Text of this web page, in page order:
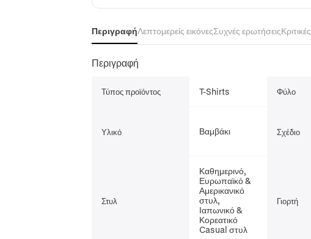
ΠεριγραφήΛεπτομερείς εικόνεςΣυχνές ερωτήσειςΚριτικές
Περιγραφή
Τύπος προϊόντος T-Shirts Φύλο
Υλικό Βαμβάκι Σχέδιο
Στυλ
Καθημερινό,
Ευρωπαϊκό &
Αμερικανικό
στυλ,
Ιαπωνικό &
Κορεατικό
Casual στυλ
Γιορτή